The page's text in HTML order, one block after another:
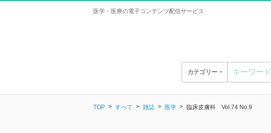
医学・医療の電子コンテンツ配信サービス
カテゴリー
TOP すべて 雑誌 医学 臨床皮膚科 Vol.74 No.9